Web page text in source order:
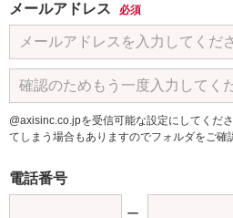
メールアドレス 必須
@axisinc.co.jpを受信可能な設定にしてくだ
てしまう場合もありますのでフォルダをご確
電話番号